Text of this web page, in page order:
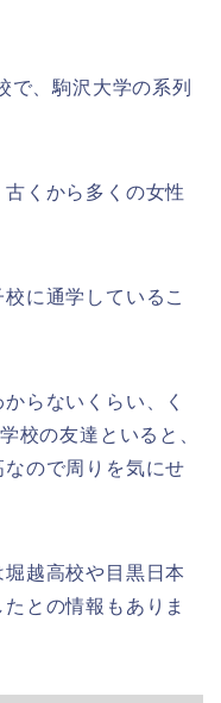
で、駒沢大学の系列
くから多くの女性
に通学しているこ
らないくらい、く
校の友達といると、
ので周りを気にせ
越高校や目黒日本
との情報もありま